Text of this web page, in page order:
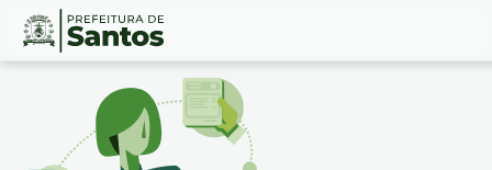
Ir
Conteúdo